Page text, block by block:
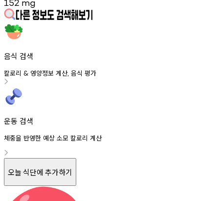
152 mg
음식 검색
칼로리 & 영양정보 계산, 음식 평가
운동 검색
체중을 반영한 예상 소모 칼로리 계산
오늘 식단에 추가하기